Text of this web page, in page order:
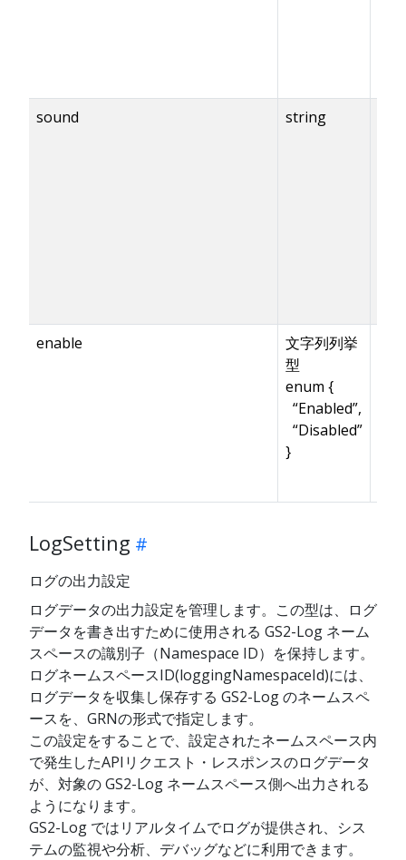
sound string
enable
文字列列挙
型
enum {
“Enabled”,
“Disabled”
}
LogSetting
ログの出力設定
ログデータの出力設定を管理します。この型は、ログ
データを書き出すために使用される GS2-Log ネーム
スペースの識別子（Namespace ID）を保持します。
ログネームスペースID(loggingNamespaceId)には、
ログデータを収集し保存する GS2-Log のネームスペ
ースを、GRNの形式で指定します。
この設定をすることで、設定されたネームスペース内
で発生したAPIリクエスト・レスポンスのログデータ
が、対象の GS2-Log ネームスペース側へ出力される
ようになります。
GS2-Log ではリアルタイムでログが提供され、シス
テムの監視や分析、デバッグなどに利用できます。